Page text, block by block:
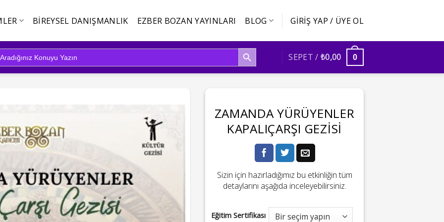
BIREYSEL DANIŞMANLIK EZBER BOZAN YAYINLARI BLOG GIRIŞ YAP / ÜYE OL
SEARCH BUTTON
SEPET / ₺0,00 0
ZAMANDA YÜRÜYENLER
KAPALIÇARŞI GEZISI
Sizin için hazırladığımız bu etkinliğin tüm
detaylarını aşağıda inceleyebilirsiniz.
Eğitim Sertifikası